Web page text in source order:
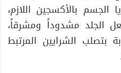
بالأكسجين اللازم،
الجلد مشدوداً ومشرقاً،
بتصلب الشرايين المرتبط